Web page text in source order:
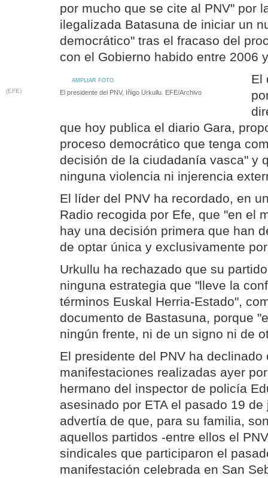
por mucho que se cite al PNV" por
ilegalizada Batasuna de iniciar un
democrático" tras el fracaso del
con el Gobierno habido entre 2006
AMPLIAR FOTO
(EFE) El presidente del PNV, Iñigo Urkullu. EFE/Archivo
El
que hoy publica el diario Gara,
proceso democrático que tenga
decisión de la ciudadanía vasca" y
ninguna violencia ni injerencia
El líder del PNV ha recordado, en
Radio recogida por Efe, que "en el
hay una decisión primera que han
de optar única y exclusivamente
Urkullu ha rechazado que su
ninguna estrategia que "lleve la
términos Euskal Herria-Estado",
documento de Bastasuna, porque
ningún frente, ni de un signo ni de
El presidente del PNV ha declinado
manifestaciones realizadas ayer
hermano del inspector de policía
asesinado por ETA el pasado 19
advertía de que, para su familia,
aquellos partidos -entre ellos el
sindicales que participaron el
manifestación celebrada en San